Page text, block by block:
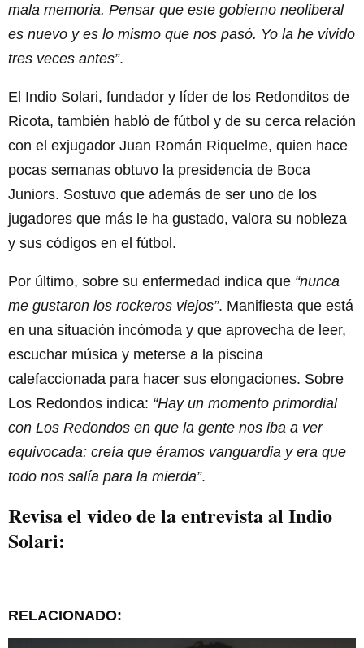
mala memoria. Pensar que este gobierno neoliberal
es nuevo y es lo mismo que nos pasó. Yo la he vivido
tres veces antes”.
El Indio Solari, fundador y líder de los Redonditos de
Ricota, también habló de fútbol y de su cerca relación
con el exjugador Juan Román Riquelme, quien hace
pocas semanas obtuvo la presidencia de Boca
Juniors. Sostuvo que además de ser uno de los
jugadores que más le ha gustado, valora su nobleza
y sus códigos en el fútbol.
Por último, sobre su enfermedad indica que “nunca
me gustaron los rockeros viejos”. Manifiesta que está
en una situación incómoda y que aprovecha de leer,
escuchar música y meterse a la piscina
calefaccionada para hacer sus elongaciones. Sobre
Los Redondos indica: “Hay un momento primordial
con Los Redondos en que la gente nos iba a ver
equivocada: creía que éramos vanguardia y era que
todo nos salía para la mierda”.
Revisa el video de la entrevista al Indio
Solari:
RELACIONADO: